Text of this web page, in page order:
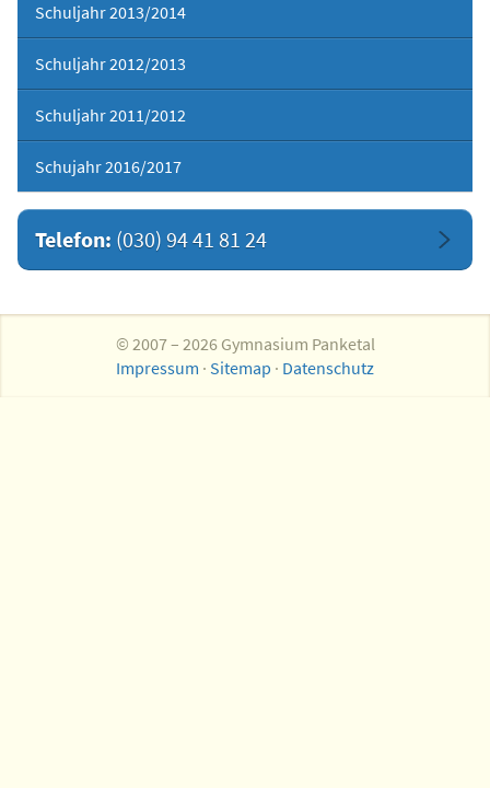
Schuljahr 2013/2014
Schuljahr 2012/2013
Schuljahr 2011/2012
Schujahr 2016/2017
Telefon: (030) 94 41 81 24
© 2007 – 2026 Gymnasium Panketal
Impressum · Sitemap · Datenschutz